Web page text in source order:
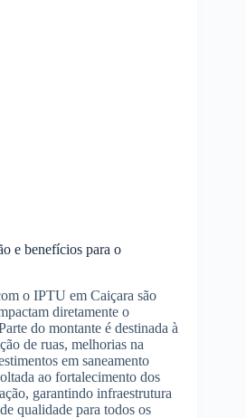
e benefícios para o
o IPTU em Caiçara são
diretamente o
do montante é destinada à
de ruas, melhorias na
em saneamento
ao fortalecimento dos
garantindo infraestrutura
qualidade para todos os